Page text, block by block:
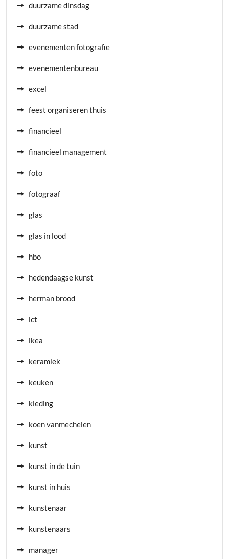
duurzame dinsdag
duurzame stad
evenementen fotografie
evenementenbureau
excel
feest organiseren thuis
financieel
financieel management
foto
fotograaf
glas
glas in lood
hbo
hedendaagse kunst
herman brood
ict
ikea
keramiek
keuken
kleding
koen vanmechelen
kunst
kunst in de tuin
kunst in huis
kunstenaar
kunstenaars
manager